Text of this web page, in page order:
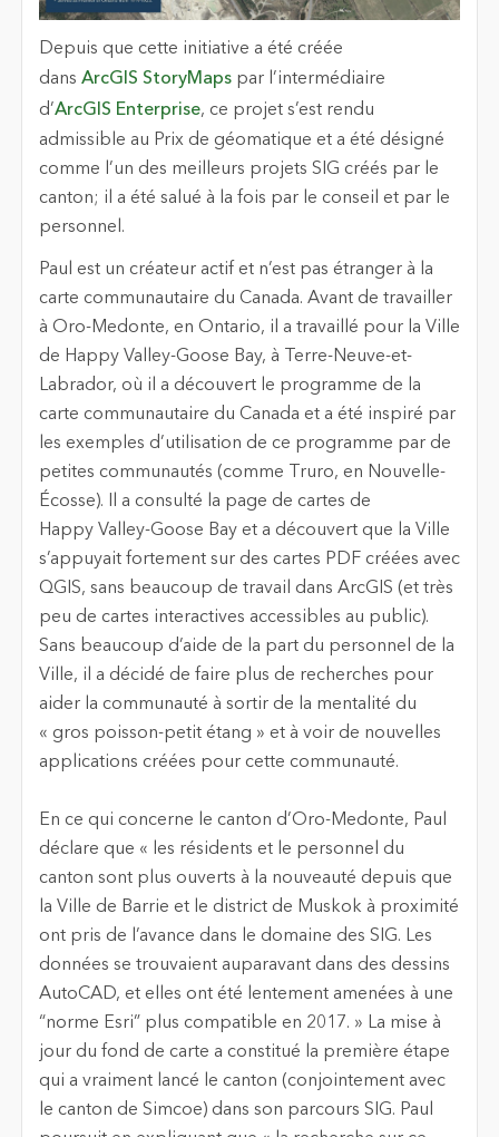
Depuis que cette initiative a été créée
dans ArcGIS StoryMapspar l’intermédiaire
d’ArcGIS Enterprise, ce projet s’est rendu
admissible au Prix de géomatique et a été désigné
comme l’un des meilleurs projets SIG créés par le
canton; il a été salué à la fois par le conseil et par le
personnel.
Paul est un créateur actif et n’est pas étranger à la
carte communautaire du Canada. Avant de travailler
à Oro-Medonte, en Ontario, il a travaillé pour la Ville
de Happy Valley-Goose Bay, à Terre-Neuve-et-
Labrador, où il a découvert le programme de la
carte communautaire du Canada et a été inspiré par
les exemples d’utilisation de ce programme par de
petites communautés (comme Truro, en Nouvelle-
Écosse). Il a consulté la page de cartes de
Happy Valley-Goose Bay et a découvert que la Ville
s’appuyait fortement sur des cartes PDF créées avec
QGIS, sans beaucoup de travail dans ArcGIS (et très
peu de cartes interactives accessibles au public).
Sans beaucoup d’aide de la part du personnel de la
Ville, il a décidé de faire plus de recherches pour
aider la communauté à sortir de la mentalité du
« gros poisson-petit étang » et à voir de nouvelles
applications créées pour cette communauté.
En ce qui concerne le canton d’Oro-Medonte, Paul
déclare que « les résidents et le personnel du
canton sont plus ouverts à la nouveauté depuis que
la Ville de Barrie et le district de Muskok à proximité
ont pris de l’avance dans le domaine des SIG. Les
données se trouvaient auparavant dans des dessins
AutoCAD, et elles ont été lentement amenées à une
“norme Esri” plus compatible en 2017. » La mise à
jour du fond de carte a constitué la première étape
qui a vraiment lancé le canton (conjointement avec
le canton de Simcoe) dans son parcours SIG. Paul